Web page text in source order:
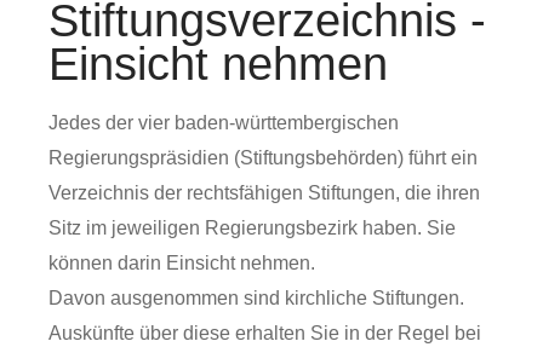
Stiftungsverzeichnis -
Einsicht nehmen
Jedes der vier baden-württembergischen
Regierungspräsidien (Stiftungsbehörden) führt ein
Verzeichnis der rechtsfähigen Stiftungen, die ihren
Sitz im jeweiligen Regierungsbezirk haben. Sie
können darin Einsicht nehmen.
Davon ausgenommen sind kirchliche Stiftungen.
Auskünfte über diese erhalten Sie in der Regel bei